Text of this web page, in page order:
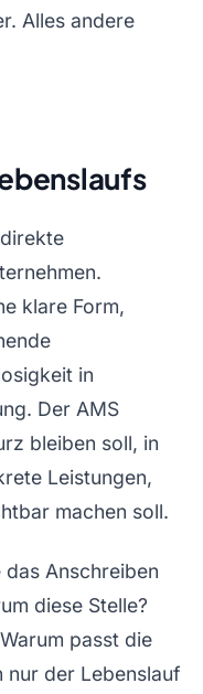
Alles andere
klare Form,
in
Der AMS
bleiben soll, in
Leistungen,
machen soll.
Anschreiben
diese Stelle?
passt die
nur der Lebenslauf